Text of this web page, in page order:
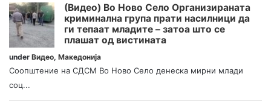
(Видео) Во Ново Село Организираната
криминална група прати насилници да
ги тепаат младите – затоа што се
плашат од вистината
under Видео, Македонија
Соопштение на СДСМ Во Ново Село денеска мирни млади
соц...